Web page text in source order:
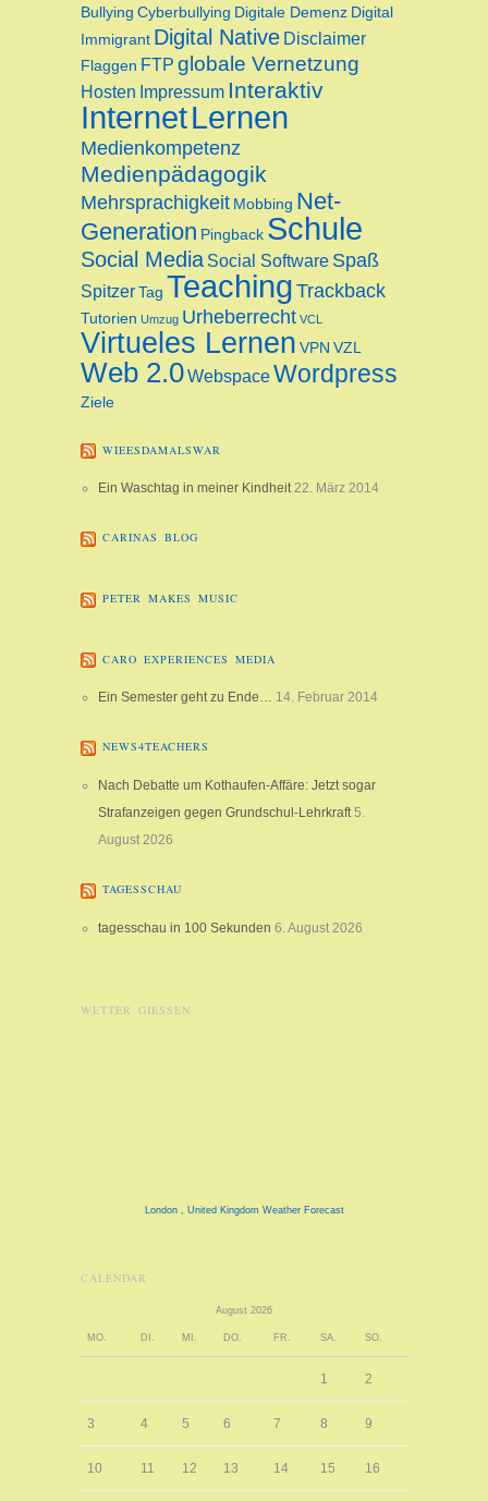
Bullying Cyberbullying Digitale Demenz Digital
Immigrant Digital Native Disclaimer
Flaggen FTP globale Vernetzung
Hosten Impressum Interaktiv
InternetLernen
Medienkompetenz
Medienpädagogik
Mehrsprachigkeit Mobbing Net-
Generation Pingback Schule
Social Media Social Software Spaß
SpitzerTag Teaching Trackback
Tutorien Umzug Urheberrecht VCL
Virtueles Lernen VPN VZL
Web 2.0WebspaceWordpress
Ziele
WIEESDAMALSWAR
Ein Waschtag in meiner Kindheit 22. März 2014
CARINAS BLOG
PETER MAKES MUSIC
CARO EXPERIENCES MEDIA
Ein Semester geht zu Ende… 14. Februar 2014
NEWS4TEACHERS
Nach Debatte um Kothaufen-Affäre: Jetzt sogar
Strafanzeigen gegen Grundschul-Lehrkraft 5.
August 2026
TAGESSCHAU
tagesschau in 100 Sekunden 6. August 2026
WETTER GIESSEN
London , United Kingdom Weather Forecast
CALENDAR
August 2026
MO. DI. MI. DO. FR. SA. SO.
1 2
3 4 5 6 7 8 9
10 11 12 13 14 15 16